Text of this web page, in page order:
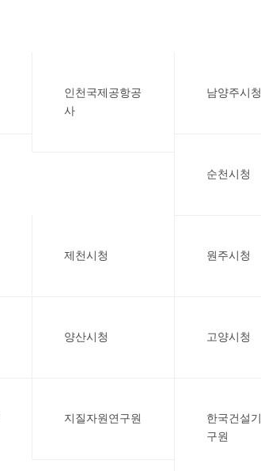
인천국제공항공
사
남양주시청
순천시청
제천시청 원주시청
양산시청 고양시청
지질자원연구원
한국건설
구원